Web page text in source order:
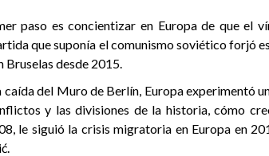
paso es concientizar en Europa de que el
que suponía el comunismo soviético forjó
Bruselas desde 2015.
caída del Muro de Berlín, Europa experimentó
y las divisiones de la historia, cómo
le siguió la crisis migratoria en Europa en